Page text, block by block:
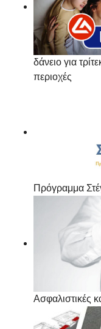
δάνειο για
περιοχές
Πρόγραμμα
Ασφαλιστικές